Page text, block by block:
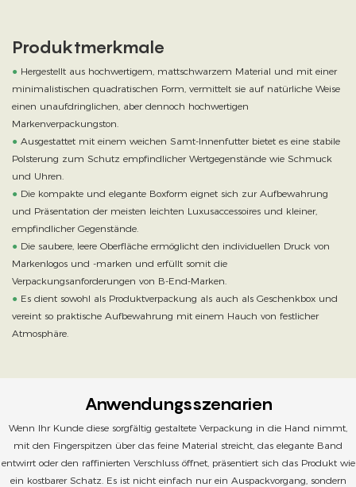
Produktmerkmale
● Hergestellt aus hochwertigem, mattschwarzem Material und mit einer
minimalistischen quadratischen Form, vermittelt sie auf natürliche Weise
einen unaufdringlichen, aber dennoch hochwertigen
Markenverpackungston.
● Ausgestattet mit einem weichen Samt-Innenfutter bietet es eine stabile
Polsterung zum Schutz empfindlicher Wertgegenstände wie Schmuck
und Uhren.
● Die kompakte und elegante Boxform eignet sich zur Aufbewahrung
und Präsentation der meisten leichten Luxusaccessoires und kleiner,
empfindlicher Gegenstände.
● Die saubere, leere Oberfläche ermöglicht den individuellen Druck von
Markenlogos und -marken und erfüllt somit die
Verpackungsanforderungen von B-End-Marken.
● Es dient sowohl als Produktverpackung als auch als Geschenkbox und
vereint so praktische Aufbewahrung mit einem Hauch von festlicher
Atmosphäre.
Anwendungsszenarien
Wenn Ihr Kunde diese sorgfältig gestaltete Verpackung in die Hand nimmt,
mit den Fingerspitzen über das feine Material streicht, das elegante Band
entwirrt oder den raffinierten Verschluss öffnet, präsentiert sich das Produkt wie
ein kostbarer Schatz. Es ist nicht einfach nur ein Auspackvorgang, sondern